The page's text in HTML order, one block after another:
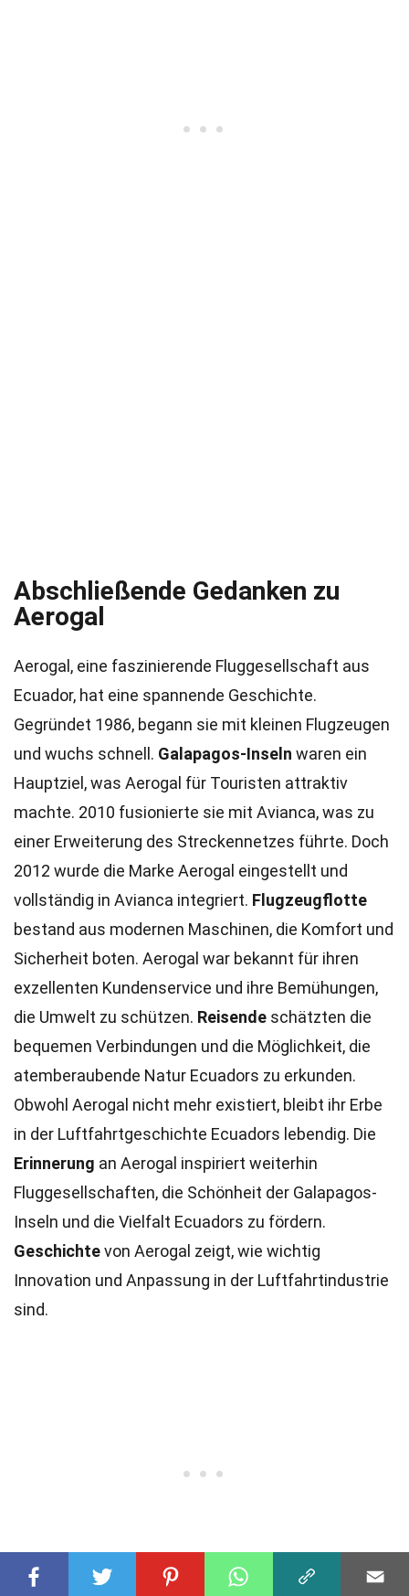
Abschließende Gedanken zu
Aerogal
Aerogal, eine faszinierende Fluggesellschaft aus
Ecuador, hat eine spannende Geschichte.
Gegründet 1986, begann sie mit kleinen Flugzeugen
und wuchs schnell. Galapagos-Inseln waren ein
Hauptziel, was Aerogal für Touristen attraktiv
machte. 2010 fusionierte sie mit Avianca, was zu
einer Erweiterung des Streckennetzes führte. Doch
2012 wurde die Marke Aerogal eingestellt und
vollständig in Avianca integriert. Flugzeugflotte
bestand aus modernen Maschinen, die Komfort und
Sicherheit boten. Aerogal war bekannt für ihren
exzellenten Kundenservice und ihre Bemühungen,
die Umwelt zu schützen. Reisende schätzten die
bequemen Verbindungen und die Möglichkeit, die
atemberaubende Natur Ecuadors zu erkunden.
Obwohl Aerogal nicht mehr existiert, bleibt ihr Erbe
in der Luftfahrtgeschichte Ecuadors lebendig. Die
Erinnerung an Aerogal inspiriert weiterhin
Fluggesellschaften, die Schönheit der Galapagos-
Inseln und die Vielfalt Ecuadors zu fördern.
Geschichtevon Aerogal zeigt, wie wichtig
Innovation und Anpassung in der Luftfahrtindustrie
sind.